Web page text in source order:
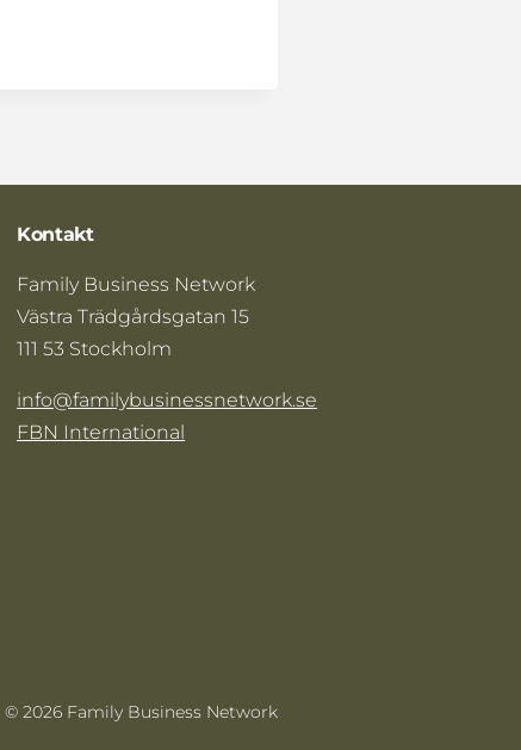
Kontakt
Family Business Network
Västra Trädgårdsgatan 15
111 53 Stockholm
info@familybusinessnetwork.se
FBN International
© 2026 Family Business Network